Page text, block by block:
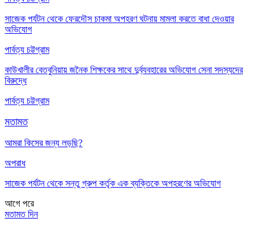
সাজেক পর্যটন থেকে ফেরদৌস চাকমা অপহরণ ঘটনায় মামলা করতে বাধা দেওয়ার
অভিযোগ
পার্বত্য চট্টগ্রাম
কাউখালীর বেতবুনিয়ায় জনৈক শিক্ষকের সাথে দুর্ব্যবহারের অভিযোগ সেনা সদস্যদের
বিরুদ্ধে
পার্বত্য চট্টগ্রাম
মতামত
আমরা কিসের জন্য লড়ছি?
অপরাধ
সাজেক পর্যটন থেকে সন্তু গ্রুপ কর্তৃক এক ব্যক্তিকে অপহরণের অভিযোগ
আগে পরে
মতামত দিন